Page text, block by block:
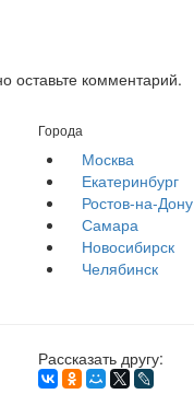
оставьте комментарий.
Города
Москва
Екатеринбург
Ростов-на-Дону
Самара
Новосибирск
Челябинск
Рассказать другу: